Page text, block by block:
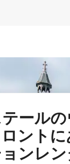
ールの
ントに
ンレ